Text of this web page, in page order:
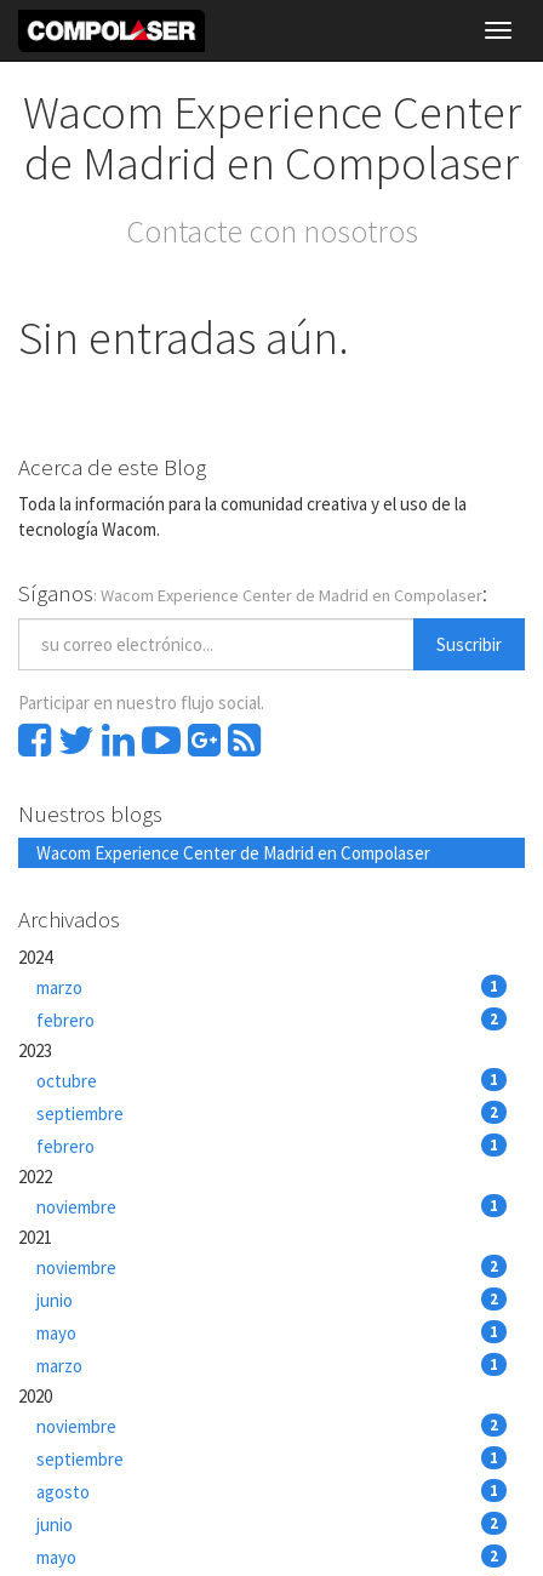
Wacom Experience Center
de Madrid en Compolaser
Contacte con nosotros
Sin entradas aún.
Acerca de este Blog
Toda la información para la comunidad creativa y el uso de la
tecnología Wacom.
Síganos: Wacom Experience Center de Madrid en Compolaser:
Suscribir
Participar en nuestro flujo social.
Nuestros blogs
Wacom Experience Center de Madrid en Compolaser
Archivados
2024
marzo
1
febrero 2
2023
octubre
1
septiembre 2
febrero 1
2022
noviembre
1
2021
noviembre
2
junio 2
mayo 1
marzo 1
2020
noviembre
2
septiembre 1
agosto 1
junio 2
mayo 2